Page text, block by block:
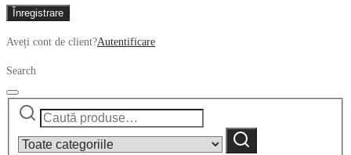
Înregistrare
Aveți cont de client?Autentificare
Search
Caută
category:
Caută